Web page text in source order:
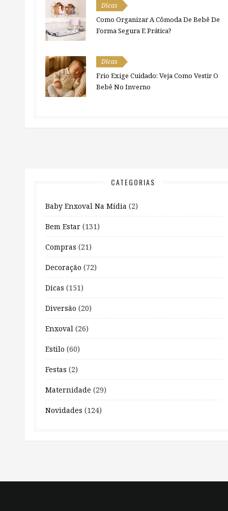
Dicas
Como Organizar A Cômoda De Bebê De
Forma Segura E Prática?
Dicas
Frio Exige Cuidado: Veja Como Vestir O
Bebê No Inverno
CATEGORIAS
Baby Enxoval Na Mídia (2)
Bem Estar (131)
Compras (21)
Decoração (72)
Dicas (151)
Diversão (20)
Enxoval (26)
Estilo (60)
Festas (2)
Maternidade (29)
Novidades (124)